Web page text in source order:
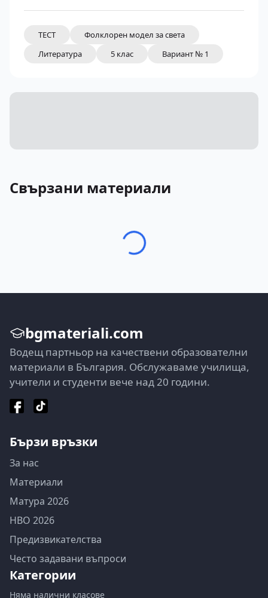
ТЕСТ
Фолклорен модел за света
Литература
5 клас Вариант № 1
Свързани материали
bgmateriali.com
Водещ партньор на качествени образователни
материали в България. Обслужаваме училища,
учители и студенти вече над 20 години.
Бързи връзки
За нас
Материали
Матура 2026
НВО 2026
Предизвикателства
Често задавани въпроси
Категории
Няма налични класове